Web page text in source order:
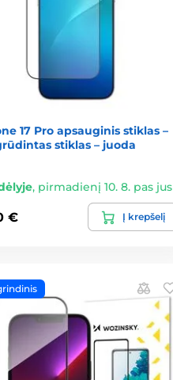
17 Pro apsauginis stiklas –
stiklas – juoda
, pirmadienį 10. 8. pas jus
€ Į krepšelį